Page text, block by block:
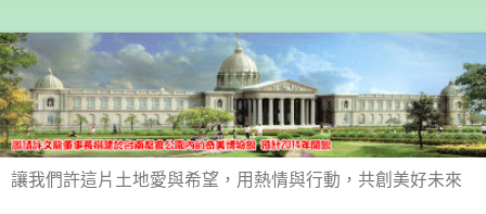
讓我們許這片土地愛與希望，用熱情與行動，共創美好未來